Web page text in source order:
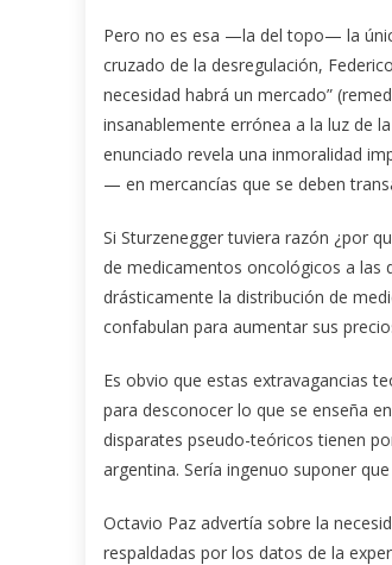
Pero no es esa —la del topo— la
cruzado de la desregulación,
necesidad habrá un mercado”
insanablemente errónea a la luz de
enunciado revela una inmoralidad
— en mercancías que se deben
Si Sturzenegger tuviera razón ¿por
de medicamentos oncológicos a las
drásticamente la distribución de
confabulan para aumentar sus
Es obvio que estas extravagancias
para desconocer lo que se enseña
disparates pseudo-teóricos tienen
argentina. Sería ingenuo suponer
Octavio Paz advertía sobre la
respaldadas por los datos de la